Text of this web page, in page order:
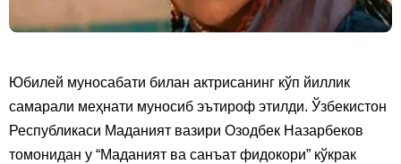
Юбилей муносабати билан актрисанинг кўп йиллик
самарали меҳнати муносиб эътироф этилди. Ўзбекистон
Республикаси Маданият вазири Озодбек Назарбеков
томонидан у “Маданият ва санъат фидокори” кўкрак